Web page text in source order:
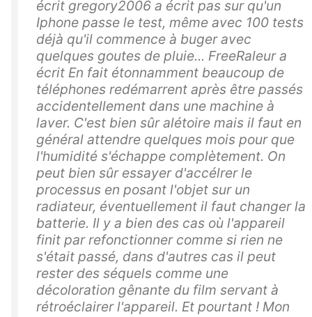
écrit gregory2006 a écrit pas sur qu'un
Iphone passe le test, même avec 100 tests
déjà qu'il commence à buger avec
quelques goutes de pluie... FreeRaleur a
écrit En fait étonnamment beaucoup de
téléphones redémarrent après être passés
accidentellement dans une machine à
laver. C'est bien sûr alétoire mais il faut en
général attendre quelques mois pour que
l'humidité s'échappe complètement. On
peut bien sûr essayer d'accélrer le
processus en posant l'objet sur un
radiateur, éventuellement il faut changer la
batterie. Il y a bien des cas où l'appareil
finit par refonctionner comme si rien ne
s'était passé, dans d'autres cas il peut
rester des séquels comme une
décoloration gênante du film servant à
rétroéclairer l'appareil. Et pourtant ! Mon